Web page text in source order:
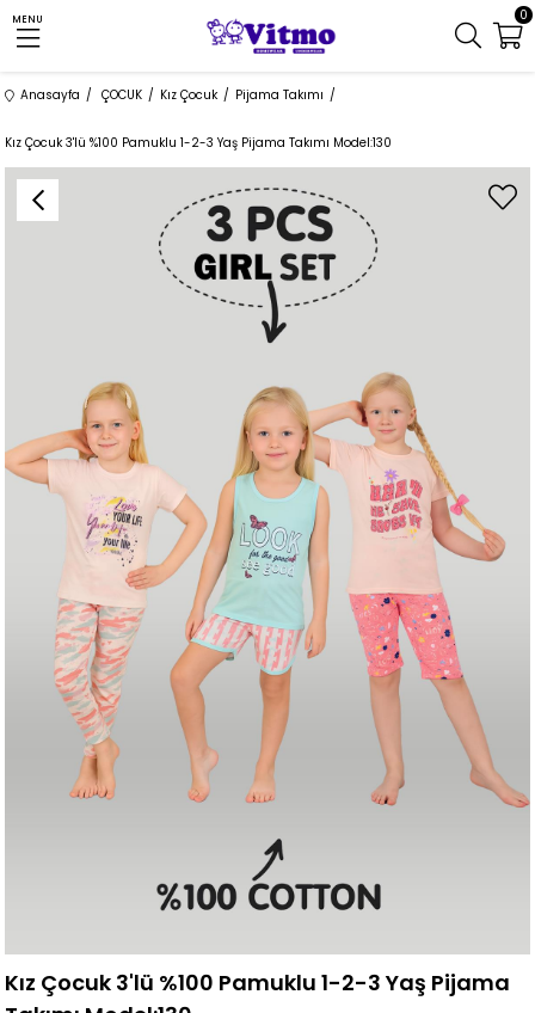
MENU 0
Anasayfa ÇOCUK Kız Çocuk Pijama Takımı
Kız Çocuk 3'lü %100 Pamuklu 1-2-3 Yaş Pijama Takımı Model:130
Kız Çocuk 3'lü %100 Pamuklu 1-2-3 Yaş Pijama